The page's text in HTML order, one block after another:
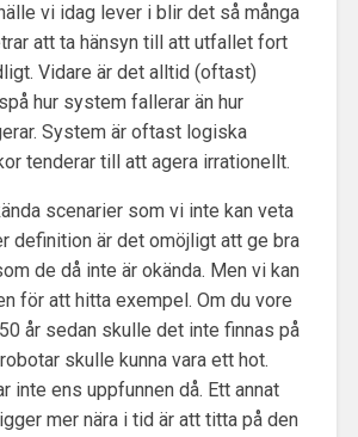
vi idag lever i blir det så många
att ta hänsyn till att utfallet fort
Vidare är det alltid (oftast)
hur system fallerar än hur
System är oftast logiska
tenderar till att agera irrationellt.
scenarier som vi inte kan veta
definition är det omöjligt att ge bra
de då inte är okända. Men vi kan
för att hitta exempel. Om du vore
år sedan skulle det inte finnas på
skulle kunna vara ett hot.
inte ens uppfunnen då. Ett annat
mer nära i tid är att titta på den